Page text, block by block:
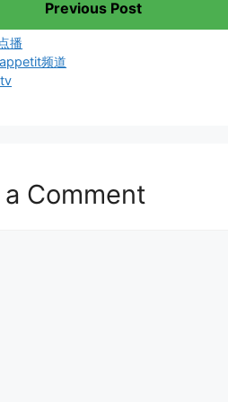
Previous Post
播
频道
a Comment